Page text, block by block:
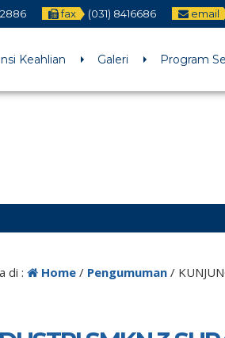
an argument that is deprecatedsince
fax (031) 8416686 email
Keahlian Galeri Program
di : Home/ Pengumuman/